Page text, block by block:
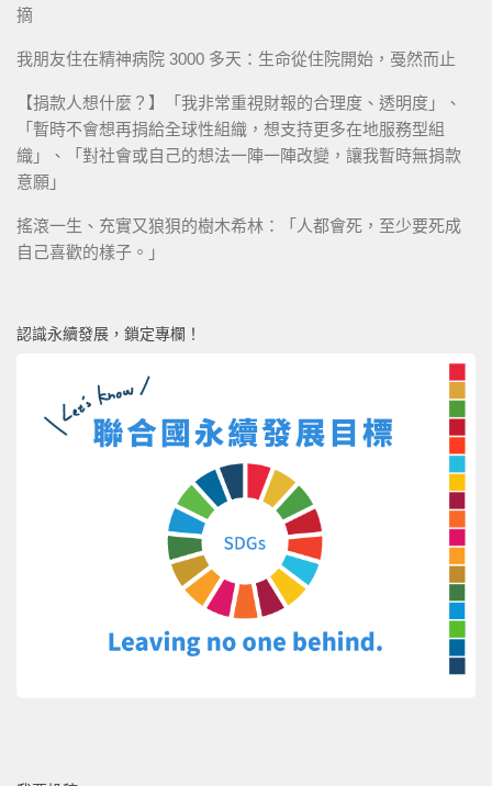
摘
我朋友住在精神病院 3000 多天：生命從住院開始，戞然而止
【捐款人想什麼？】「我非常重視財報的合理度、透明度」、
「暫時不會想再捐給全球性組織，想支持更多在地服務型組
織」、「對社會或自己的想法一陣一陣改變，讓我暫時無捐款
意願」
搖滾一生、充實又狼狽的樹木希林：「人都會死，至少要死成
自己喜歡的樣子。」
認識永續發展，鎖定專欄！